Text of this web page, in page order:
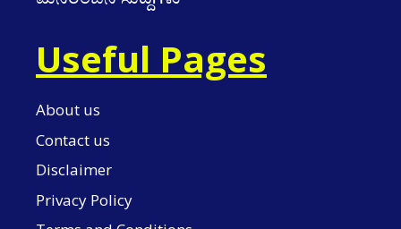
Useful Pages
About us
Contact us
Disclaimer
Privacy Policy